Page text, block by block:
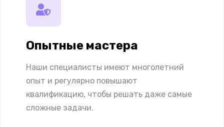
Опытные мастера
Наши специалисты имеют многолетний
опыт и регулярно повышают
квалификацию, чтобы решать даже самые
сложные задачи.